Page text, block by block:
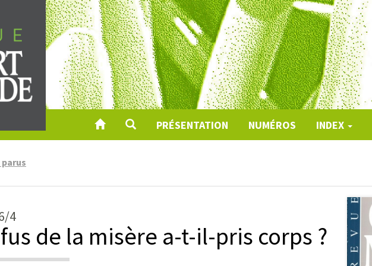
PRÉSENTATION NUMÉROS INDEX
4
de la misère a-t-il-pris corps ?